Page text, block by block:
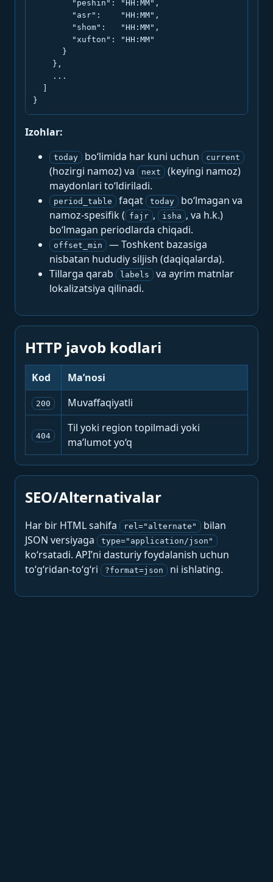
        "peshin": "HH:MM",
        "asr":    "HH:MM",
        "shom":   "HH:MM",
        "xufton": "HH:MM"
      }
    },
    ...
}
Izohlar:
today bo‘limida har kuni uchun current
(hozirgi namoz) va next
(keyingi namoz)
maydonlari to‘ldiriladi.
period_table faqat today
bo‘lmagan va
namoz-spesifik ( fajr , isha , va h.k.)
bo‘lmagan periodlarda chiqadi.
offset_min
— Toshkent bazasiga
nisbatan hududiy siljish (daqiqalarda).
Tillarga qarab
labels
va ayrim matnlar
lokalizatsiya qilinadi.
HTTP javob kodlari
Kod Ma’nosi
200 Muvaffaqiyatli
404
Til yoki region topilmadi yoki
ma’lumot yo‘q
SEO/Alternativalar
Har bir HTML sahifa rel="alternate"
bilan
JSON versiyaga
type="application/json"
ko‘rsatadi. API’ni dasturiy foydalanish uchun
to‘g‘ridan-to‘g‘ri
?format=json ni ishlating.